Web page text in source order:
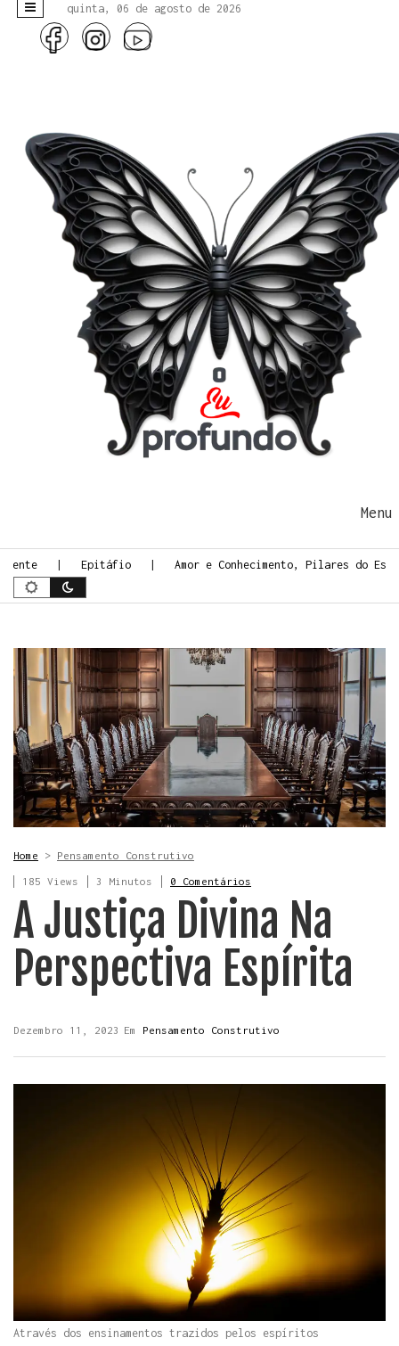
quinta, 06 de agosto de 2026
Epitáfio Amor e Conhecimento, Pilares do
Home > Pensamento Construtivo
185 Views 3 Minutos 0 Comentários
A Justiça Divina Na
Perspectiva Espírita
Em Pensamento Construtivo
Dezembro 11, 2023
Através dos ensinamentos trazidos pelos espíritos